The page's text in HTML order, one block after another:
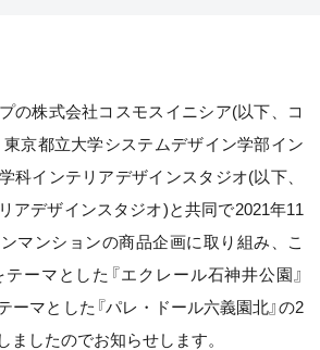
の株式会社コスモスイニシア(以下、コ
京都立大学システムデザイン学部イン
科インテリアデザインスタジオ(以下、
アデザインスタジオ)と共同で2021年11
マンションの商品企画に取り組み、こ
テーマとした『エクレール石神井公園』
テーマとした『パレ・ドール六義園北』の2
ましたのでお知らせします。